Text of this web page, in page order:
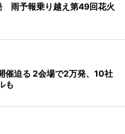
雨予報乗り越え第49回花火
催迫る 2会場で2万発、10社
も